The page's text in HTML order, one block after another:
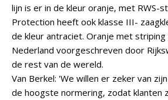
lijn is er in de kleur oranje, met RWS-
Protection heeft ook klasse III-
de kleur antraciet. Oranje met
Nederland voorgeschreven door
de rest van de wereld.
Van Berkel: 'We willen er zeker van
de hoogste normering, zodat klanten